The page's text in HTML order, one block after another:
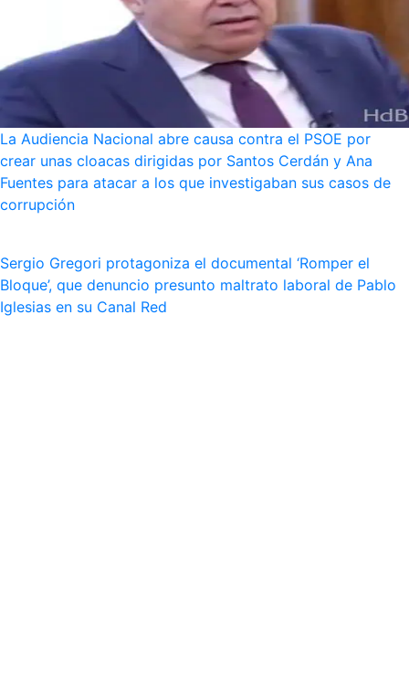
La Audiencia Nacional abre causa contra el PSOE por
crear unas cloacas dirigidas por Santos Cerdán y Ana
Fuentes para atacar a los que investigaban sus casos de
corrupción
Sergio Gregori protagoniza el documental ‘Romper el
Bloque’, que denuncio presunto maltrato laboral de Pablo
Iglesias en su Canal Red